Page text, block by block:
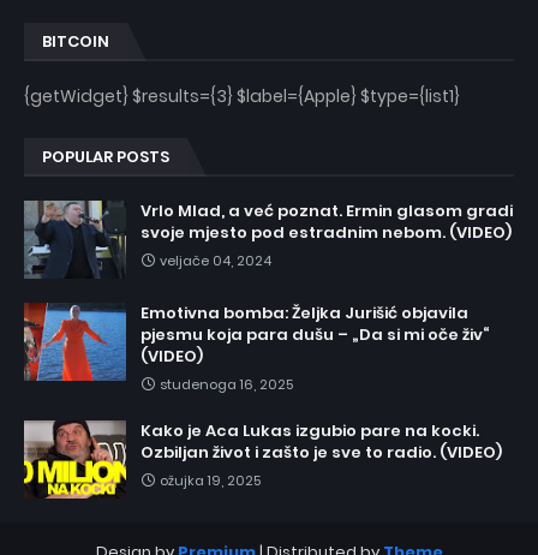
BITCOIN
{getWidget} $results={3} $label={Apple} $type={list1}
POPULAR POSTS
Vrlo Mlad, a već poznat. Ermin glasom gradi
svoje mjesto pod estradnim nebom. (VIDEO)
veljače 04, 2024
Emotivna bomba: Željka Jurišić objavila
pjesmu koja para dušu – „Da si mi oče živ“
(VIDEO)
studenoga 16, 2025
Kako je Aca Lukas izgubio pare na kocki.
Ozbiljan život i zašto je sve to radio. (VIDEO)
ožujka 19, 2025